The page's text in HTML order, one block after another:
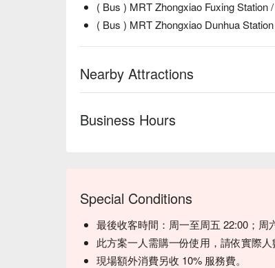
( Bus ) MRT Zhongxiao Fuxing Station
( Bus ) MRT Zhongxiao Dunhua
Nearby Attractions
Business Hours
Special Conditions
最後收客時間：周一至周五 22:00；周
此方案一人需購一份使用，請依實際人
現場額外消費另收 10% 服務費。